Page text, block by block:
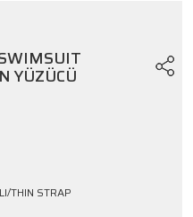
YÜZÜCÜ
THIN STRAP